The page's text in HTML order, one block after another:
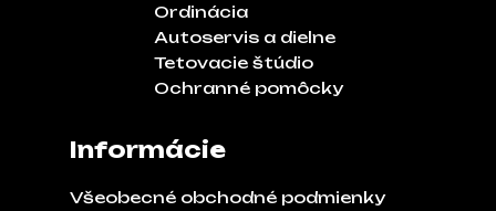
Ordinácia
Autoservis a dielne
Tetovacie štúdio
Ochranné pomôcky
Informácie
Všeobecné obchodné podmienky